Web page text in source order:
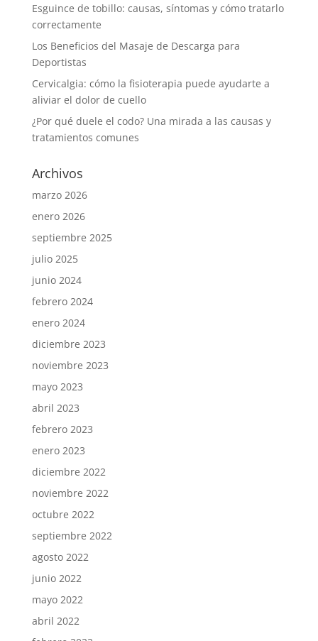
Esguince de tobillo: causas, síntomas y cómo tratarlo
correctamente
Los Beneficios del Masaje de Descarga para
Deportistas
Cervicalgia: cómo la fisioterapia puede ayudarte a
aliviar el dolor de cuello
¿Por qué duele el codo? Una mirada a las causas y
tratamientos comunes
Archivos
marzo 2026
enero 2026
septiembre 2025
julio 2025
junio 2024
febrero 2024
enero 2024
diciembre 2023
noviembre 2023
mayo 2023
abril 2023
febrero 2023
enero 2023
diciembre 2022
noviembre 2022
octubre 2022
septiembre 2022
agosto 2022
junio 2022
mayo 2022
abril 2022